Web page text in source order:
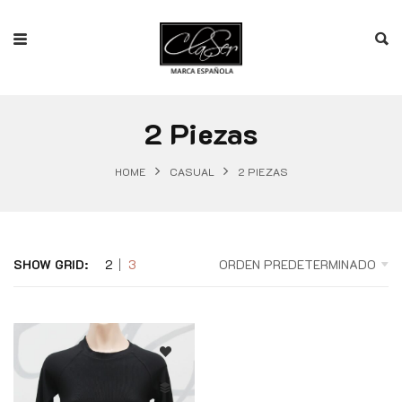
2 Piezas
HOME CASUAL 2 PIEZAS
SHOW GRID: 2 3 ORDEN PREDETERMINADO